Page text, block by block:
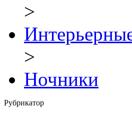
>
>
Ночники
Рубрикатор